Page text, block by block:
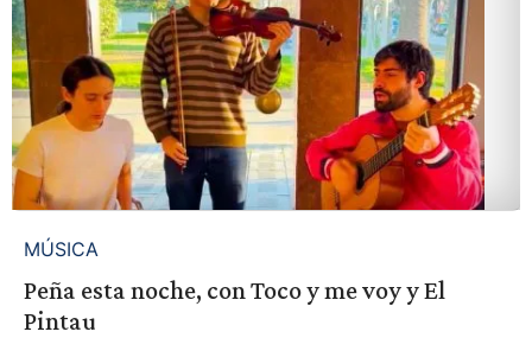
MÚSICA
Peña esta noche, con Toco y me voy y El
Pintau